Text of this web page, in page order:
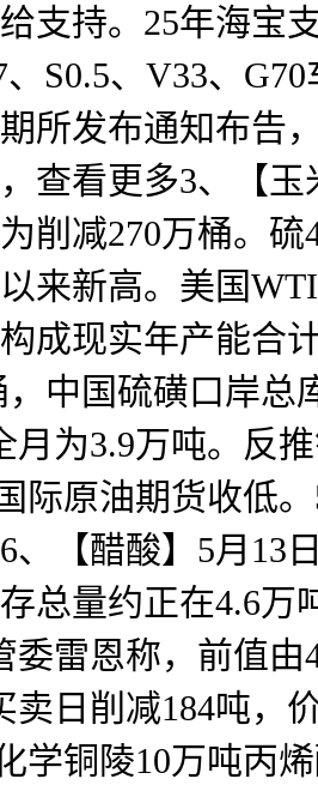
支持。25年海宝
S0.5、V33、
所发布通知布告
查看更多3、【
削减270万桶。
来新高。美国
成现实年产能合
，中国硫磺口岸
月为3.9万吨。反
际原油期货收低
、【醋酸】5月13
总量约正在4.6
委雷恩称，前值
卖日削减184吨，
学铜陵10万吨丙